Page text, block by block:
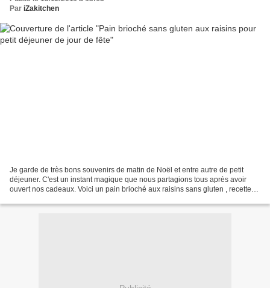
Par iZakitchen
Je garde de très bons souvenirs de matin de Noël et entre autre de petit
déjeuner. C'est un instant magique que nous partagions tous après avoir
ouvert nos cadeaux. Voici un pain brioché aux raisins sans gluten , recette